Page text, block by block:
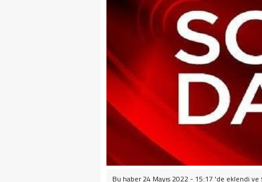
Bu haber 24 Mayıs 2022 - 15:17 'de eklendi ve